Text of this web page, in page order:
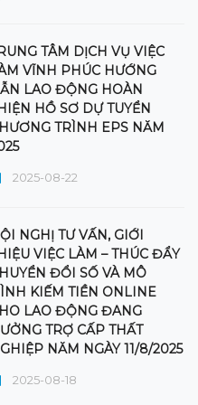
truyền chính
cho lao động
cận nghèo và
thiểu số tại xã
Phú Thọ năm
TÂM DỊCH VỤ VIỆC
VĨNH PHÚC HƯỚNG
LAO ĐỘNG HOÀN
HỒ SƠ DỰ TUYỂN
TRÌNH EPS NĂM
2025-08-22
NGHỊ TƯ VẤN, GIỚI
VIỆC LÀM – THÚC ĐẨY
ĐỔI SỐ VÀ MÔ
KIẾM TIỀN ONLINE
LAO ĐỘNG ĐANG
TRỢ CẤP THẤT
NĂM NGÀY 11/8/2025
2025-08-18